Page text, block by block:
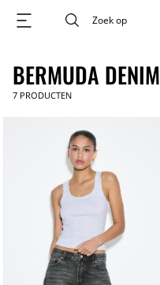
BERMUDA DENIM
7 PRODUCTEN